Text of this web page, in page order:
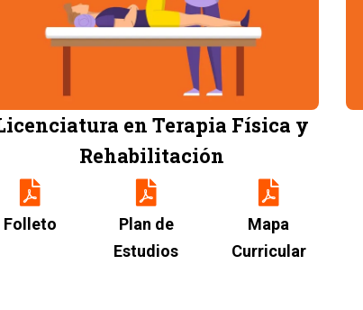
en Terapia Física y
Rehabilitación
Folleto
Plan de
Estudios
Mapa
Curricular